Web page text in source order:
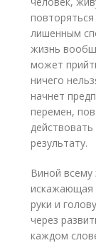
лишенным
жизнь
может
ничего
начнет
перемен,
результату.
Виной всему
искажающая
руки и
через
каждом